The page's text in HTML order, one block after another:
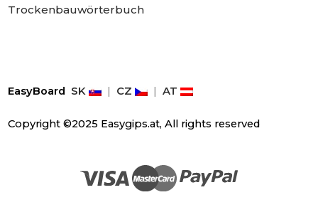
Trockenbauwörterbuch
EasyBoard SK | CZ | AT
Copyright ©2025 Easygips.at, All rights reserved